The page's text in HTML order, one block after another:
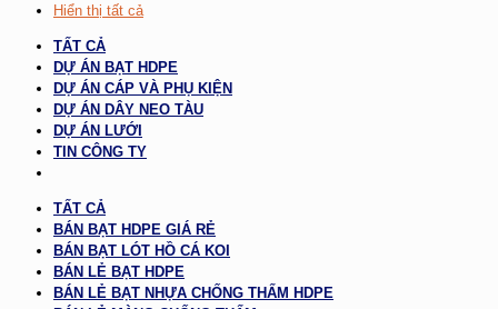
Hiển thị tất cả
TẤT CẢ
DỰ ÁN BẠT HDPE
DỰ ÁN CÁP VÀ PHỤ KIỆN
DỰ ÁN DÂY NEO TÀU
DỰ ÁN LƯỚI
TIN CÔNG TY
TẤT CẢ
BÁN BẠT HDPE GIÁ RẺ
BÁN BẠT LÓT HỒ CÁ KOI
BÁN LẺ BẠT HDPE
BÁN LẺ BẠT NHỰA CHỐNG THẤM HDPE